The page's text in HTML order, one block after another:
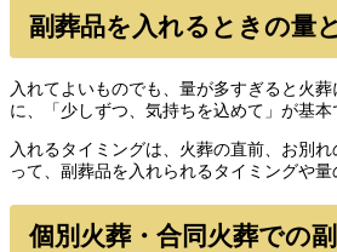
副葬品を入れるときの量
入れてよいものでも、量が多すぎると火
に、「少しずつ、気持ちを込めて」が基本
入れるタイミングは、火葬の直前、お別
って、副葬品を入れられるタイミングや
個別火葬・合同火葬での